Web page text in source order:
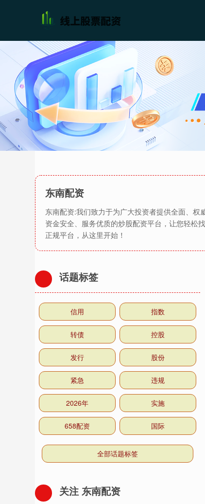
东南配资
东南配资:我们致力于为广大投资者提供全面、权
资金安全、服务优质的炒股配资平台，让您轻松
正规平台，从这里开始！
话题标签
信用 指数
转债 控股
发行 股份
紧急 违规
2026年 实施
658配资 国际
全部话题标签
关注 东南配资